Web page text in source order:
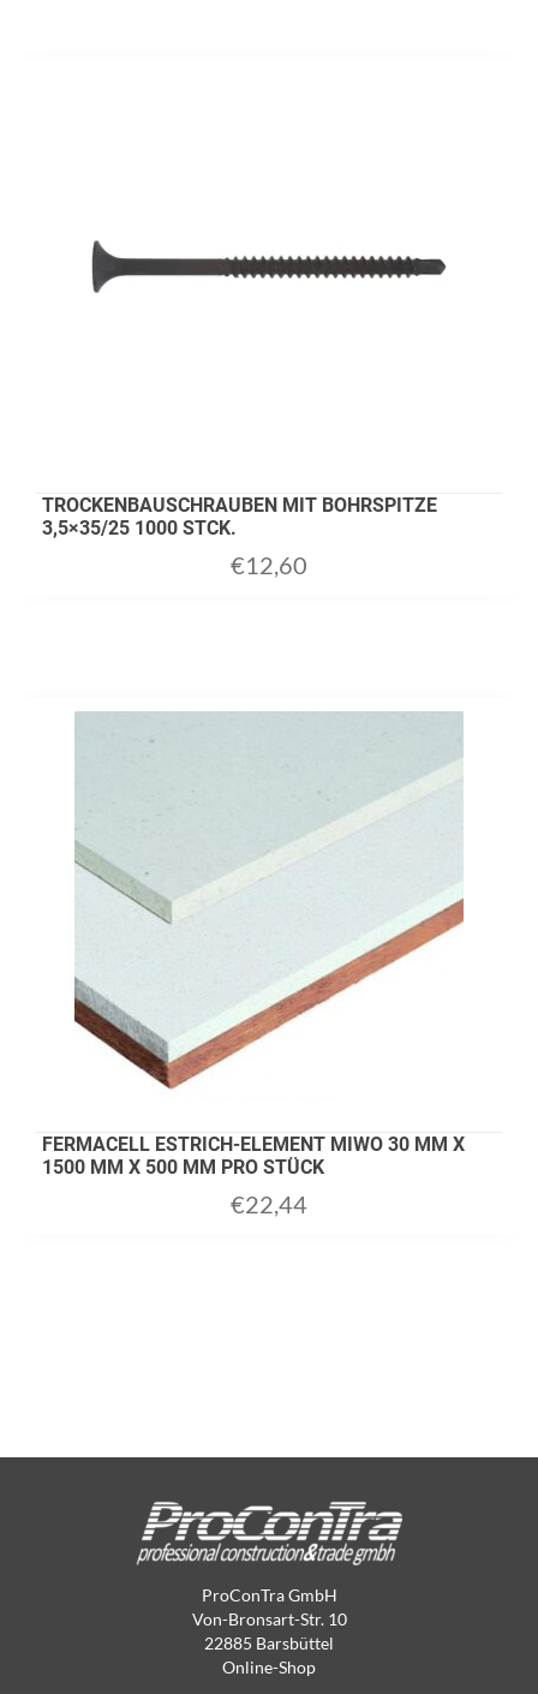
TROCKENBAUSCHRAUBEN MIT BOHRSPITZE
3,5×35/25 1000 STCK.
€12,60
FERMACELL ESTRICH-ELEMENT MIWO 30 MM X
1500 MM X 500 MM PRO STÜCK
€22,44
ProConTra GmbH
Von-Bronsart-Str. 10
22885 Barsbüttel
Online-Shop